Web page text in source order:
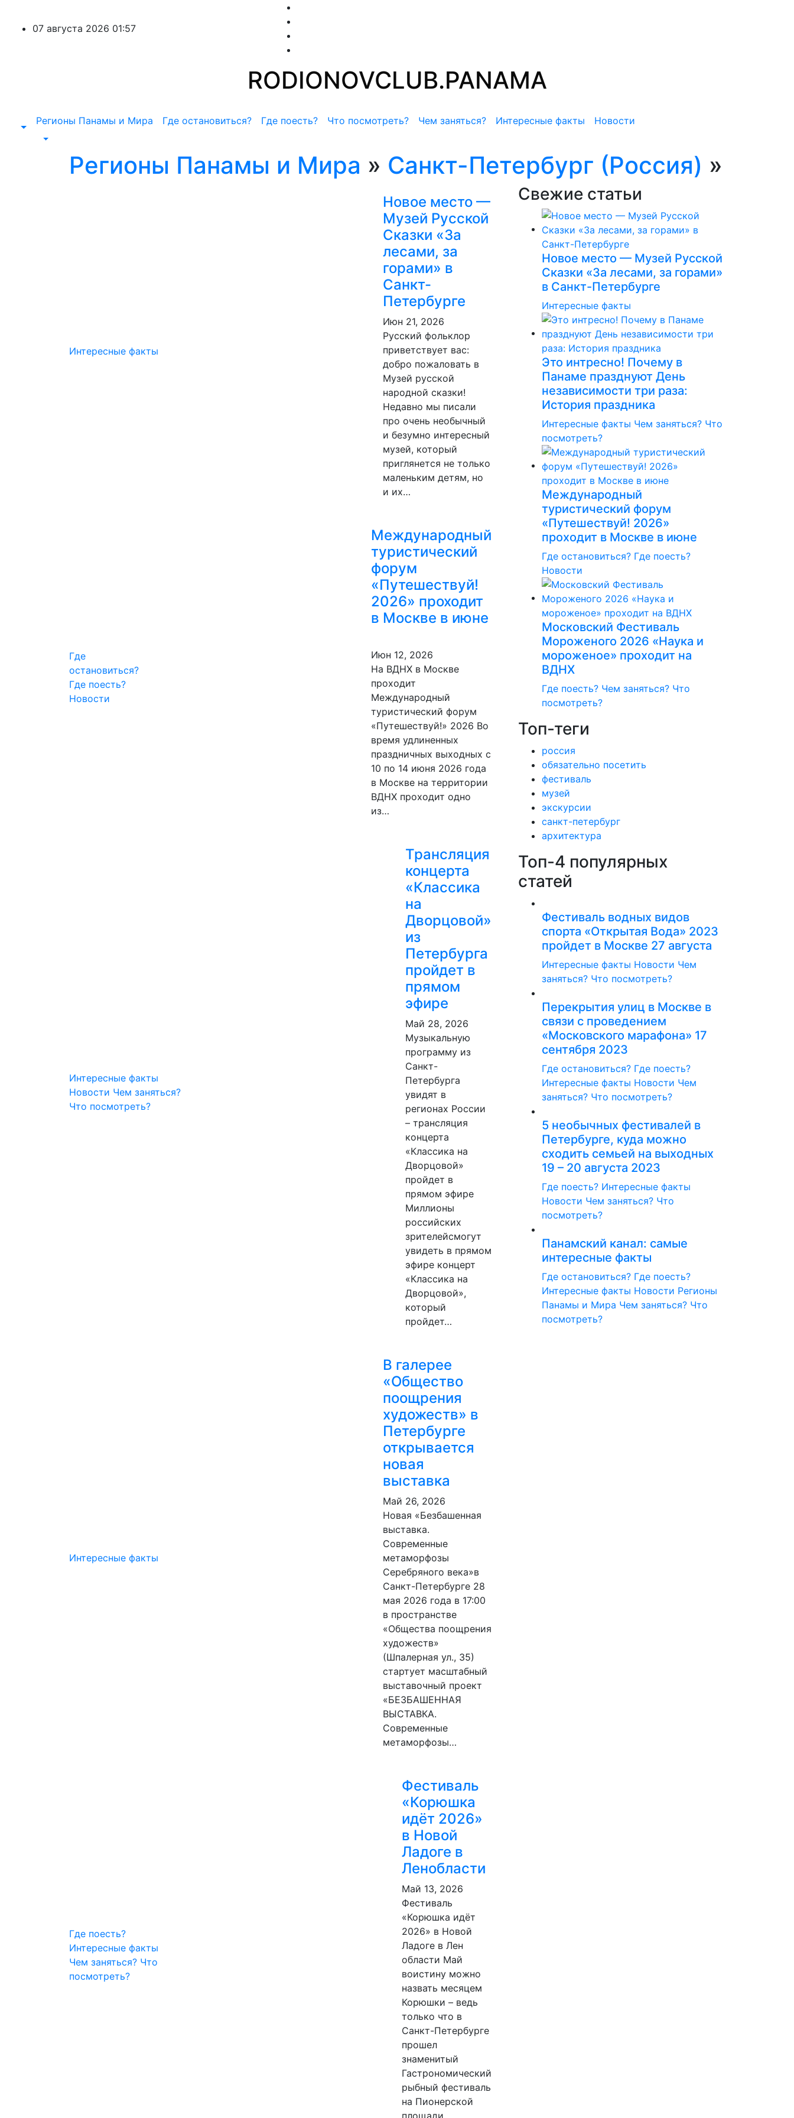
содержимому
07 августа 2026 01:57
RODIONOVCLUB.PANAMA
Регионы Панамы и Мира Где остановиться? Где поесть? Что посмотреть? Чем заняться? Интересные факты Новости
Регионы Панамы и Мира » Санкт-Петербург (Россия) »
Интересные факты
Новое место —
Музей Русской
Сказки «За
лесами, за
горами» в
Санкт-
Петербурге
Июн 21, 2026
Русский фольклор
приветствует вас:
добро пожаловать в
Музей русской
народной сказки!
Недавно мы писали
про очень необычный
и безумно интересный
музей, который
приглянется не только
маленьким детям, но
и их…
Где
остановиться?
Где поесть?
Новости
Международный
туристический
форум
«Путешествуй!
2026» проходит
в Москве в июне
Июн 12, 2026
На ВДНХ в Москве
проходит
Международный
туристический форум
«Путешествуй!» 2026 Во
время удлиненных
праздничных выходных с
10 по 14 июня 2026 года
в Москве на территории
ВДНХ проходит одно
из…
Интересные факты
Новости Чем заняться?
Что посмотреть?
Трансляция
концерта
«Классика
на
Дворцовой»
из
Петербурга
пройдет в
прямом
эфире
Май 28, 2026
Музыкальную
программу из
Санкт-
Петербурга
увидят в
регионах России
– трансляция
концерта
«Классика на
Дворцовой»
пройдет в
прямом эфире
Миллионы
российских
зрителейсмогут
увидеть в прямом
эфире концерт
«Классика на
Дворцовой»,
который
пройдет…
Интересные факты
В галерее
«Общество
поощрения
художеств» в
Петербурге
открывается
новая
выставка
Май 26, 2026
Новая «Безбашенная
выставка.
Современные
метаморфозы
Серебряного века»в
Санкт-Петербурге 28
мая 2026 года в 17:00
в пространстве
«Общества поощрения
художеств»
(Шпалерная ул., 35)
стартует масштабный
выставочный проект
«БЕЗБАШЕННАЯ
ВЫСТАВКА.
Современные
метаморфозы…
Где поесть?
Интересные факты
Чем заняться? Что
посмотреть?
Фестиваль
«Корюшка
идёт 2026»
в Новой
Ладоге в
Ленобласти
Май 13, 2026
Фестиваль
«Корюшка идёт
2026» в Новой
Ладоге в Лен
области Май
воистину можно
назвать месяцем
Корюшки – ведь
только что в
Санкт-Петербурге
прошел
знаменитый
Гастрономический
рыбный фестиваль
на Пионерской
площади…
Свежие статьи
Новое место — Музей Русской
Сказки «За лесами, за горами»
в Санкт-Петербурге
Интересные факты
Это интресно! Почему в
Панаме празднуют День
независимости три раза:
История праздника
Интересные факты Чем заняться? Что
посмотреть?
Международный
туристический форум
«Путешествуй! 2026»
проходит в Москве в июне
Где остановиться? Где поесть?
Новости
Московский Фестиваль
Мороженого 2026 «Наука и
мороженое» проходит на
ВДНХ
Где поесть? Чем заняться? Что
посмотреть?
Топ-теги
россия
обязательно посетить
фестиваль
музей
экскурсии
санкт-петербург
архитектура
Топ-4 популярных
статей
Фестиваль водных видов
спорта «Открытая Вода» 2023
пройдет в Москве 27 августа
Интересные факты Новости Чем
заняться? Что посмотреть?
Перекрытия улиц в Москве в
связи с проведением
«Московского марафона» 17
сентября 2023
Где остановиться? Где поесть?
Интересные факты Новости Чем
заняться? Что посмотреть?
5 необычных фестивалей в
Петербурге, куда можно
сходить семьей на выходных
19 – 20 августа 2023
Где поесть? Интересные факты
Новости Чем заняться? Что
посмотреть?
Панамский канал: самые
интересные факты
Где остановиться? Где поесть?
Интересные факты Новости Регионы
Панамы и Мира Чем заняться? Что
посмотреть?